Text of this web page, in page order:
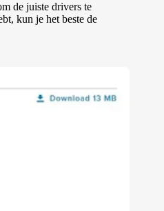
de juiste drivers te
kun je het beste de